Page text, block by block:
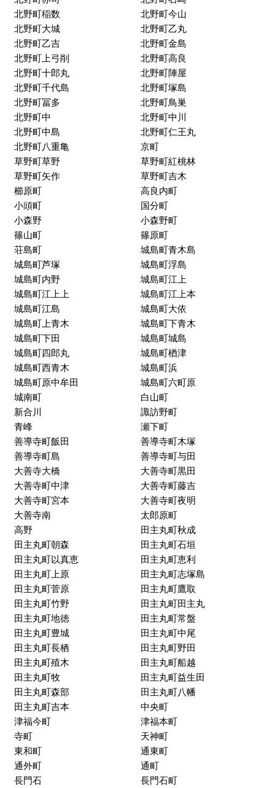
旭町
洗町
荒木町荒木
荒木町今
荒木町下荒木
荒木町白口
荒木町藤田
梅満町
江戸屋敷
大石町
大手町
大橋町合楽
大橋町常持
大橋町蜷川
上津
上津町
北野町赤司
北野町石崎
北野町稲数
北野町今山
北野町大城
北野町乙丸
北野町乙吉
北野町金島
北野町上弓削
北野町高良
北野町十郎丸
北野町陣屋
北野町千代島
北野町塚島
北野町冨多
北野町鳥巣
北野町中
北野町中川
北野町中島
北野町仁王丸
北野町八重亀
京町
草野町草野
草野町紅桃林
草野町矢作
草野町吉木
櫛原町
高良内町
小頭町
国分町
小森野
小森野町
篠山町
篠原町
荘島町
城島町青木島
城島町芦塚
城島町浮島
城島町内野
城島町江上
城島町江上上
城島町江上本
城島町江島
城島町大依
城島町上青木
城島町下青木
城島町下田
城島町城島
城島町四郎丸
城島町楢津
城島町西青木
城島町浜
城島町原中牟田
城島町六町原
城南町
白山町
新合川
諏訪野町
青峰
瀬下町
善導寺町飯田
善導寺町木塚
善導寺町島
善導寺町与田
大善寺大橋
大善寺町黒田
大善寺町中津
大善寺町藤吉
大善寺町宮本
大善寺町夜明
大善寺南
太郎原町
高野
田主丸町秋成
田主丸町朝森
田主丸町石垣
田主丸町以真恵
田主丸町恵利
田主丸町上原
田主丸町志塚島
田主丸町菅原
田主丸町鷹取
田主丸町竹野
田主丸町田主丸
田主丸町地徳
田主丸町常盤
田主丸町豊城
田主丸町中尾
田主丸町長栖
田主丸町野田